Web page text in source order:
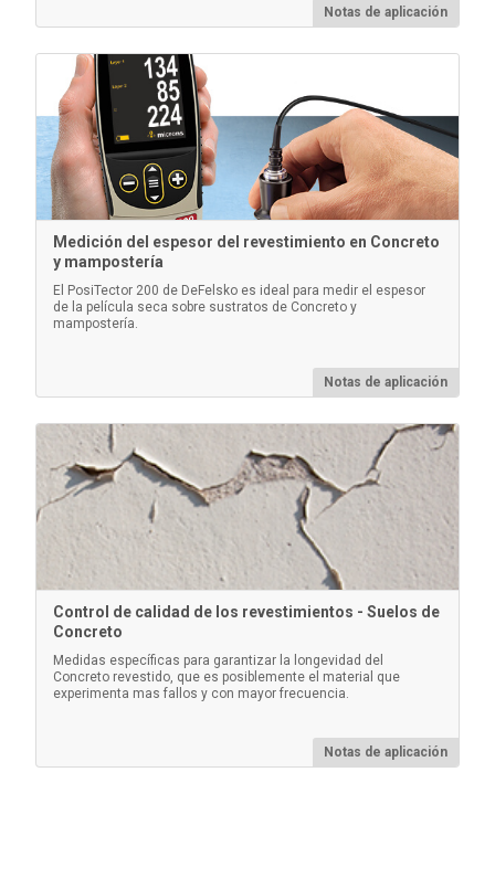
clave para cumplir con los requisitos de control de
calidad de ISO/QS-9000 y de su empresa, con
precisión trazable a NIST o PTB.
Información
de medidor PosiTector y varias sondas
Información
Notas de aplicación
Medición del espesor del revestimiento en Concreto
y mampostería
El PosiTector 200 de DeFelsko es ideal para medir el espesor
de la película seca sobre sustratos de Concreto y
mampostería.
Notas de aplicación
Control de calidad de los revestimientos - Suelos de
Concreto
Medidas específicas para garantizar la longevidad del
Concreto revestido, que es posiblemente el material que
experimenta mas fallos y con mayor frecuencia.
Notas de aplicación